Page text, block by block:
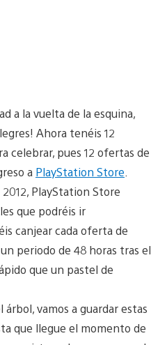
a la vuelta de la esquina,
Ahora tenéis 12
celebrar, pues 12 ofertas de
a PlayStation Store
PlayStation Store
que podréis ir
canjear cada oferta de
periodo de 48 horas tras el
que un pastel de
vamos a guardar estas
que llegue el momento de